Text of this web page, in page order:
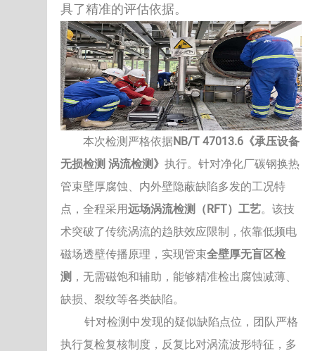
具了精准的评估依据。
本次检测严格依据NB/T 47013.6《承压设备
无损检测 涡流检测》执行。针对净化厂碳钢换热
管束壁厚腐蚀、内外壁隐蔽缺陷多发的工况特
点，全程采用远场涡流检测（RFT）工艺。该技
术突破了传统涡流的趋肤效应限制，依靠低频电
磁场透壁传播原理，实现管束全壁厚无盲区检
测 ，无需磁饱和辅助，能够精准检出腐蚀减薄、
缺损、裂纹等各类缺陷。
针对检测中发现的疑似缺陷点位，团队严格
执行复检复核制度，反复比对涡流波形特征，多